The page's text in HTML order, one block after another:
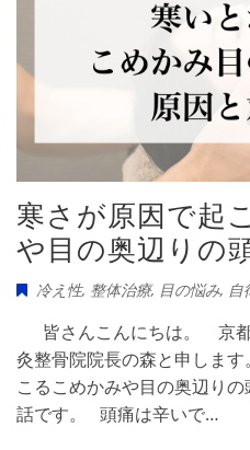
寒さが原因で起
や目の奥辺りの
冷え性, 整体治療, 目の悩み, 自
皆さんこんにちは。 京都
灸整骨院院長の森と申しま
こるこめかみや目の奥辺り
話です。 頭痛は辛いで…